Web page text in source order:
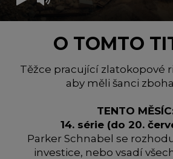
O TOMTO
Těžce pracující zlatokopové
aby měli šanci
TENTO
14. série (do 20.
Parker Schnabel se
investice, nebo vsadí